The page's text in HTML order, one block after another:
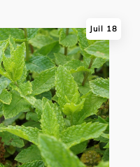
Juil 18